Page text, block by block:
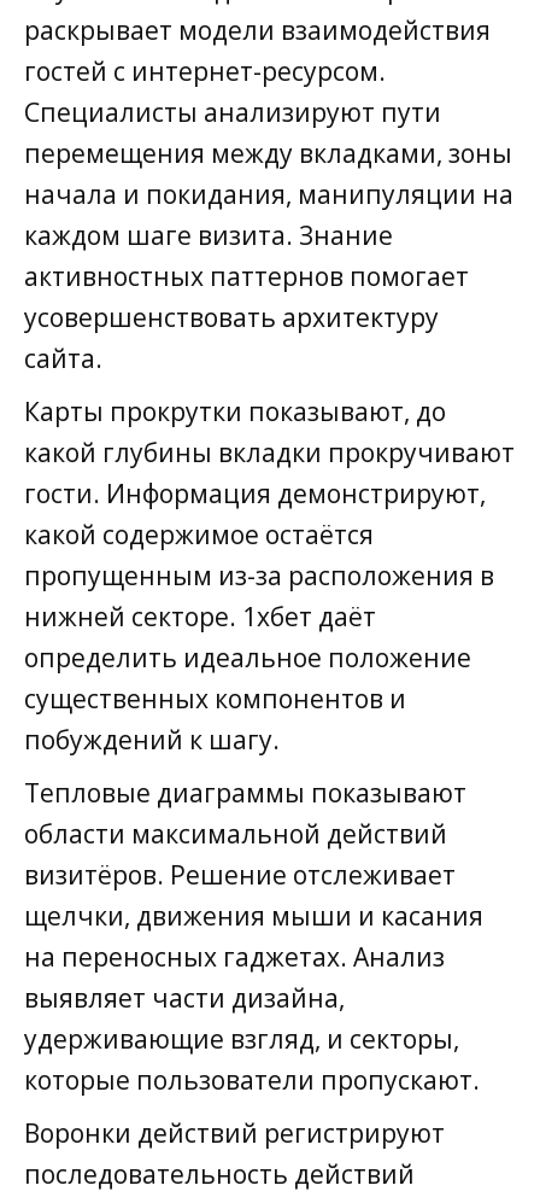
раскрывает модели взаимодействия
гостей с интернет-ресурсом.
Специалисты анализируют пути
перемещения между вкладками, зоны
начала и покидания, манипуляции на
каждом шаге визита. Знание
активностных паттернов помогает
усовершенствовать архитектуру
сайта.
Карты прокрутки показывают, до
какой глубины вкладки прокручивают
гости. Информация демонстрируют,
какой содержимое остаётся
пропущенным из-за расположения в
нижней секторе. 1хбет даёт
определить идеальное положение
существенных компонентов и
побуждений к шагу.
Тепловые диаграммы показывают
области максимальной действий
визитёров. Решение отслеживает
щелчки, движения мыши и касания
на переносных гаджетах. Анализ
выявляет части дизайна,
удерживающие взгляд, и секторы,
которые пользователи пропускают.
Воронки действий регистрируют
последовательность действий